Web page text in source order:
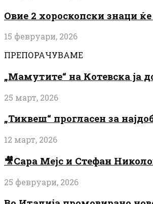
Овие 2 хороскопски знаци
15 февруари, 2026
ПРЕПОРАЧУВАМЕ
„Мамутите“ на Котевска ја
25 март, 2026
„Тиквеш“ прогласен за
12 март, 2026
🎥Сара Мејс и Стефан
25 февруари, 2026